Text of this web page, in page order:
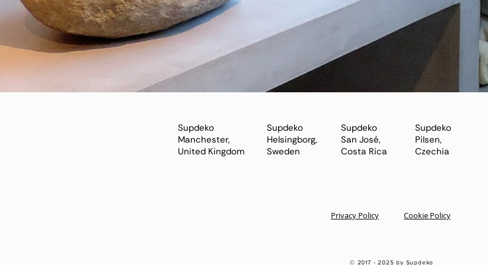
Supdeko
Manchester,
United Kingdom
Supdeko
Helsingborg,
Sweden
Supdeko
San José,
Costa Rica
Supdeko
Pilsen​,
Czechia
Privacy Policy Cookie Policy
© 2017 - 2025 by Supdeko